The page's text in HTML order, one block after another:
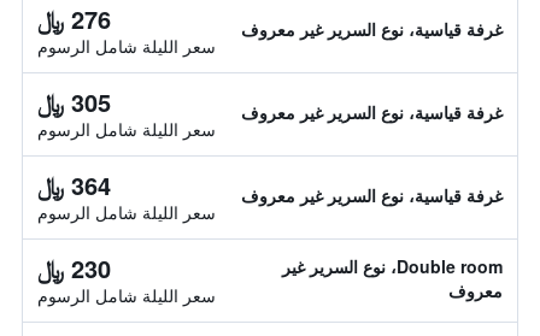
غرفة قياسية، نوع السرير غير معروف 276 ﷼
سعر الليلة شامل الرسوم
غرفة قياسية، نوع السرير غير معروف 305 ﷼
سعر الليلة شامل الرسوم
غرفة قياسية، نوع السرير غير معروف 364 ﷼
سعر الليلة شامل الرسوم
Double room، نوع السرير غير
معروف
230 ﷼
سعر الليلة شامل الرسوم